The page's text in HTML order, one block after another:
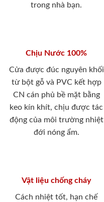
trong nhà bạn.
Chịu Nước 100%
Cửa được đúc nguyên khối
từ bột gỗ và PVC kết hợp
CN cán phủ bề mặt bằng
keo kín khít, chịu được tác
động của môi trường nhiệt
đới nóng ẩm.
Vật liệu chống cháy
Cách nhiệt tốt, hạn chế